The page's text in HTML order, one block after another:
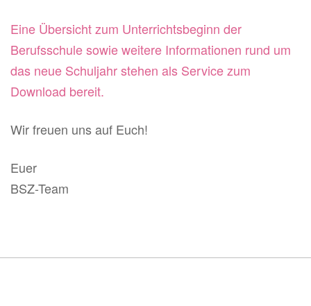
Eine Übersicht zum Unterrichtsbeginn der
Berufsschule sowie weitere Informationen rund um
das neue Schuljahr stehen als Service zum
Download bereit.
Wir freuen uns auf Euch!
Euer
BSZ-Team